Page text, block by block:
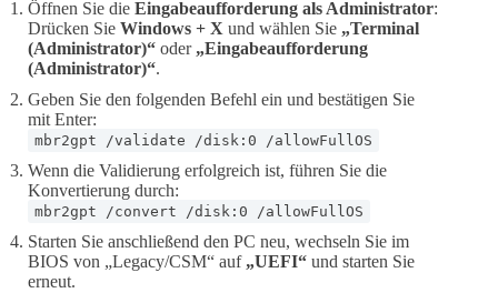
Öffnen Sie die Eingabeaufforderung als Administrator:
Drücken Sie Windows + X und wählen Sie „Terminal
(Administrator)“ oder „Eingabeaufforderung
(Administrator)“.
Geben Sie den folgenden Befehl ein und bestätigen Sie
mit Enter:
mbr2gpt /validate /disk:0 /allowFullOS
Wenn die Validierung erfolgreich ist, führen Sie die
Konvertierung durch:
mbr2gpt /convert /disk:0 /allowFullOS
Starten Sie anschließend den PC neu, wechseln Sie im
BIOS von „Legacy/CSM“ auf „UEFI“ und starten Sie
erneut.